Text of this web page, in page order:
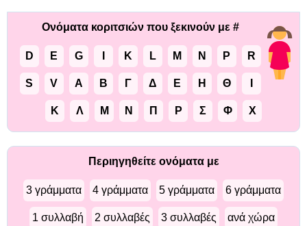
Ονόματα κοριτσιών που ξεκινούν με #
D E G K L M N P R
S V Α Β Γ Δ Ε Η Θ
Κ Λ Μ Ν Π Ρ Σ Φ Χ
Περιηγηθείτε ονόματα με
3 γράμματα 4 γράμματα 5 γράμματα 6 γράμματα
1 συλλαβή 2 συλλαβές 3 συλλαβές ανά χώρα